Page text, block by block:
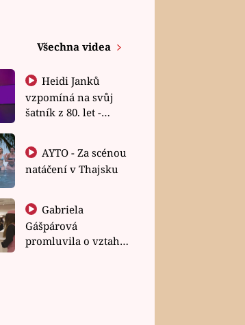
Všechna videa
Heidi Janků
vzpomíná na svůj
šatník z 80. let -
natáčení v Thajsku
Gabriela
Gášpárová
promluvila o vztahu